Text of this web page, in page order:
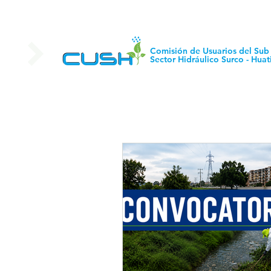
Comisión de Usuarios del Sub
Sector Hidráulico Surco -